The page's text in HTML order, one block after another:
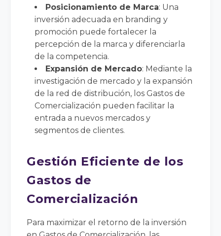
Posicionamiento de Marca: Una
inversión adecuada en branding y
promoción puede fortalecer la
percepción de la marca y diferenciarla
de la competencia.
Expansión de Mercado: Mediante la
investigación de mercado y la expansión
de la red de distribución, los Gastos de
Comercialización pueden facilitar la
entrada a nuevos mercados y
segmentos de clientes.
Gestión Eficiente de los
Gastos de
Comercialización
Para maximizar el retorno de la inversión